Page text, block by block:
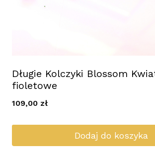
Długie Kolczyki Blossom
fioletowe
109,00 zł
Dodaj do koszyka